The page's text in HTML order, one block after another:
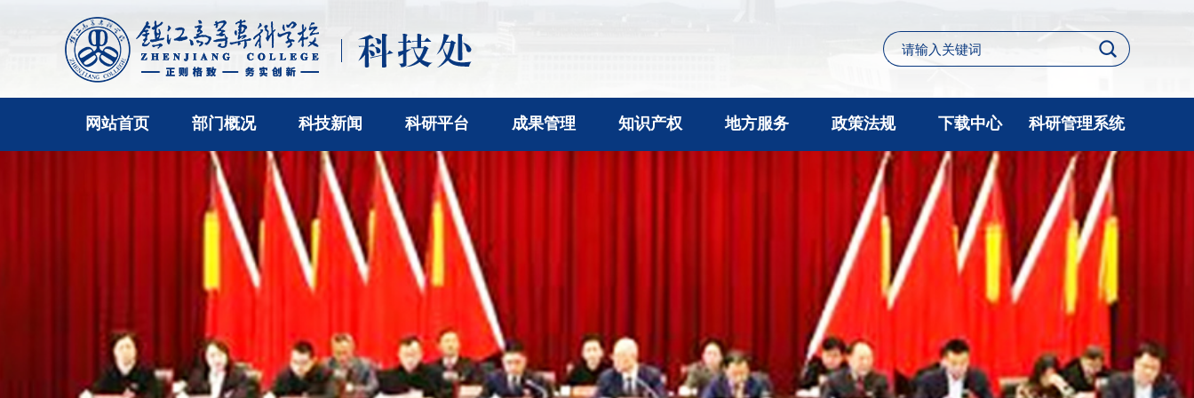
网站首页 部门概况 科技新闻 科研平台 成果管理 知识产权 地方服务 政策法规 下载中心 科研管理系统